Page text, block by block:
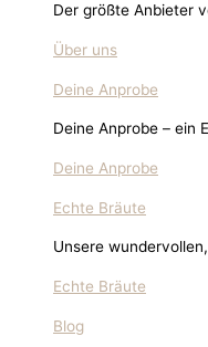
Der größte Anbieter
Über uns
Deine Anprobe
Deine Anprobe – ein
Deine Anprobe
Echte Bräute
Unsere
Echte Bräute
Blog